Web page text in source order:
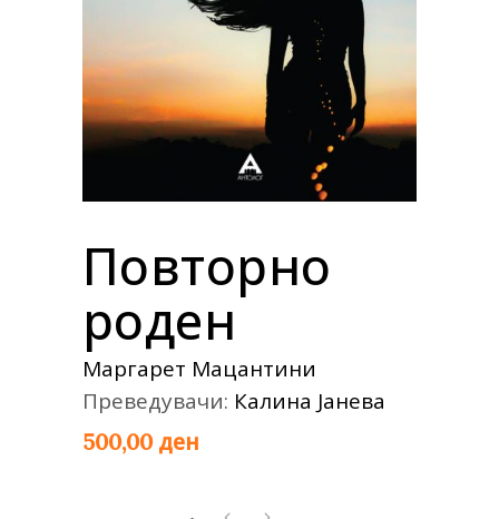
Повторно
роден
Маргарет Мацантини
Преведувачи: Калина Јанева
500,00 ден